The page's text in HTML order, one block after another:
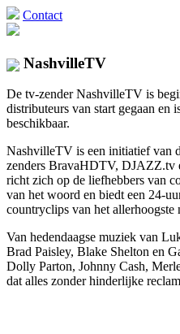
Contact
NashvilleTV
De tv-zender NashvilleTV is
distributeurs van start gegaan en
beschikbaar.
NashvilleTV is een initiatief van
zenders BravaHDTV,
richt zich op de liefhebbers van
van het woord en biedt een 24-
countryclips van het allerhoogste
Van hedendaagse muziek van
Brad Paisley, Blake Shelton en
Dolly Parton, Johnny Cash,
dat alles zonder hinderlijke